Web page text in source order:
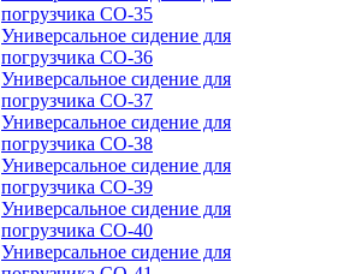
погрузчика CO-35
Универсальное сидение для
погрузчика CO-36
Универсальное сидение для
погрузчика CO-37
Универсальное сидение для
погрузчика CO-38
Универсальное сидение для
погрузчика CO-39
Универсальное сидение для
погрузчика CO-40
Универсальное сидение для